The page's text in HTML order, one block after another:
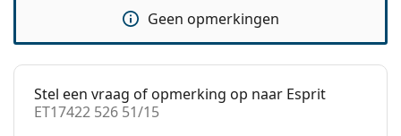
Reinigingsdoekje:
Overig
Geen opmerkingen
Stel een vraag of opmerking op naar Esprit
ET17422 526 51/15